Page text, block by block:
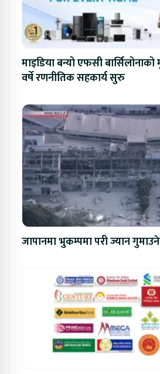
माइडिया बन्यो एफसी
वर्षे रणनीतिक सहकार्य सुरु
जापानमा भुकम्पमा परी ज्यान